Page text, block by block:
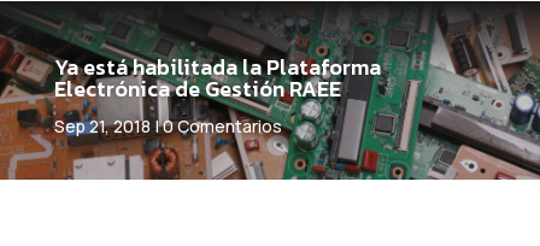
Ya está habilitada la Plataforma
Electrónica de Gestión RAEE
Sep 21, 2018 |0 Comentarios